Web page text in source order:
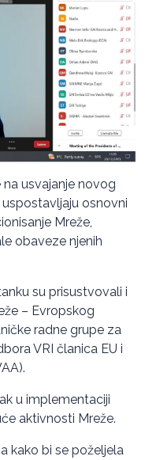
usvajanje novog
uspostavljaju osnovni
Mreže,
obaveze njenih
su prisustvovali i
– Evropskog
radne grupe za
VRI članica EU i
u implementaciji
aktivnosti Mreže.
kako bi se poželjela